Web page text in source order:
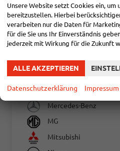
Dacia
Fiat
Ford
Maxus
Mercedes-Benz
MG
Mitsubishi
Unsere Website setzt Cookies ein, um
bereitzustellen. Hierbei
verarbeiten nur die Daten für
für die Sie uns Ihr Einverständnis
jederzeit mit Wirkung für die Zukunft
ALLE AKZEPTIEREN
Datenschutzerklärung Impressum